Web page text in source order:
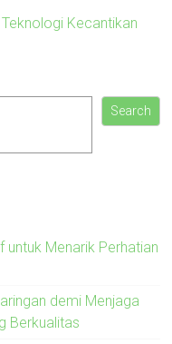
Kecantikan
Search
Menarik Perhatian
demi Menjaga
Berkualitas